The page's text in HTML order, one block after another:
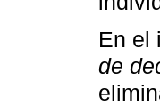
En el
de